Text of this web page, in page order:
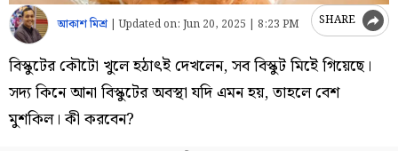
আকাশ মিশ্র |Updated on: Jun 20, 2025 | 8:23 PM SHARE
বিস্কুটের কৌটো খুলে হঠাৎই দেখলেন, সব বিস্কুট মিইে গিয়েছে।
সদ্য কিনে আনা বিস্কুটের অবস্থা যদি এমন হয়, তাহলে বেশ
মুশকিল। কী করবেন?